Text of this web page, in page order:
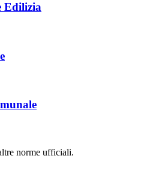
Edilizia
norme ufficiali.